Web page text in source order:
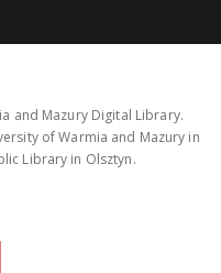
and Mazury Digital Library.
of Warmia and Mazury in
Library in Olsztyn.